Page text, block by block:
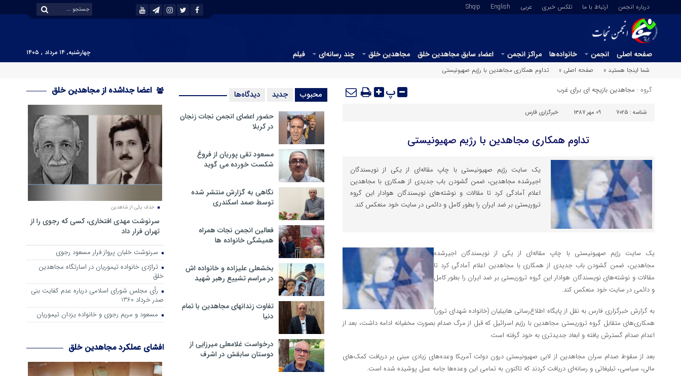
درباره انجمن ارتباط با ما تلکس خبری عربي English
Shqip
صفحه اصلی انجمن خانواده‌ها مراکز انجمن اعضاء سابق مجاهدین خلق مجاهدین خلق چند رسانه‌ای فیلم
چهارشنبه, ۱۴ مرداد , ۱۴۰۵
شما اینجا هستید »
صفحه اصلی » تداوم همکاری مجاهدین با رژیم صهیونیستی
گروه : مجاهدین بازیچه ای برای غرب پ
شناسه : 7025 09 مهر 1387 خبرگزاری فارس
تداوم همکاری مجاهدین با رژیم صهیونیستی
یک سایت رژیم صهیونیستی با چاپ مقاله‌ای از یکی از نویسندگان
اجیرشده مجاهدین، ضمن گشودن باب جدیدی از همکاری با مجاهدین
اعلام آمادگی کرد تا مقالات و نوشته‌های نویسندگان هوادار این گروه
تروریستی بر ضد ایران را بطور کامل و دائمی در سایت خود منعکس کند.
یک سایت رژیم صهیونیستی با چاپ مقاله‌ای از یکی از نویسندگان اجیرشده
مجاهدین، ضمن گشودن باب جدیدی از همکاری با مجاهدین اعلام آمادگی کرد تا
مقالات و نوشته‌های نویسندگان هوادار این گروه تروریستی بر ضد ایران را بطور کامل
و دائمی در سایت خود منعکس کند.
به گزارش خبرگزاری فارس به نقل از پایگاه اطلاع‌رسانی هابیلیان (خانواده شهدای ترور)
همکاری‌های متقابل گروه تروریستی مجاهدین با رژیم اسرائیل که قبل از مرگ صدام بصورت مخفیانه ادامه داشت، بعد از
اعدام صدام گسترش یافته و ابعاد جدیدتری به خود گرفته است.
بعد از سقوط صدام سران مجاهدین از لابی صهیونیستی درون دولت آمریکا وعده‌های زیادی مبنی بر دریافت کمک‌های
مالی، سیاسی، تبلیغاتی و رسانه‌ای دریافت کردند که تاکنون به تمامی این وعده‌ها جامه عمل پوشیده شده است.
محبوب جدید دیدگاه‌ها
حضور اعضای انجمن نجات زنجان
در کربلا
مسعود تقی پوریان از فروغ
شکست خورده می گوید
نگاهی به گزارش منتشر شده
توسط صمد اسکندری
فعالین انجمن نجات همراه
همیشگی خانواده ها
بخشعلی علیزاده و خانواده اش
در مراسم تشییع رهبر شهید
تفاوت زندانهای مجاهدین با تمام
دنیا
درخواست غلامعلی میرزایی از
دوستان سابقش در اشرف
اعضا جداشده از مجاهدین خلق
حذف یکی از شاهدین
سرنوشت مهدی افتخاری، کسی که رجوی را از
تهران فرار داد
سرنوشت خلبان پرواز فرار مسعود رجوی
تراژدی خانواده تیموریان در اسارتگاه مجاهدین
خلق
رأی مجلس شورای اسلامی درباره عدم كفایت بنی
صدر خرداد 1360
مسعود و مریم رجوی و خانواده یزدان تیموریان
افشای عملکرد مجاهدین خلق